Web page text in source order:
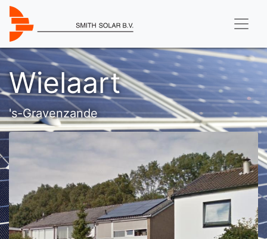
Wielaart
's-Gravenzande